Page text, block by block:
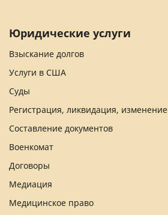
Юридические услуги
Взыскание долгов
Услуги в США
Суды
Регистрация, ликвидация, изменение
Составление документов
Военкомат
Договоры
Медиация
Медицинское право